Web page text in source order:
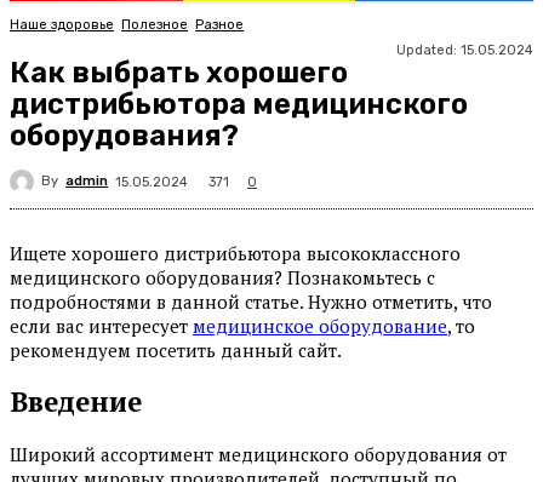
Наше здоровье Полезное
Разное
Updated: 15.05.2024
Как выбрать хорошего
дистрибьютора медицинского
оборудования?
By admin 15.05.2024 371 0
Ищете хорошего дистрибьютора высококлассного
медицинского оборудования? Познакомьтесь с
подробностями в данной статье. Нужно отметить, что
если вас интересует медицинское оборудование, то
рекомендуем посетить данный сайт.
Введение
Широкий ассортимент медицинского оборудования от